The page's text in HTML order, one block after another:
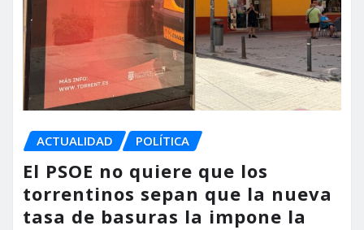
ACTUALIDAD POLÍTICA
El PSOE no quiere que los
torrentinos sepan que la nueva
tasa de basuras la impone la